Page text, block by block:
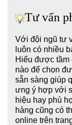
Tư vấn
Với đội ngũ tư
luôn có nhiều
Hiểu được tầm
nào để chọn
sẵn sàng giúp
ưng ý hợp với
hiệu hay phù
hàng cũng có
online trên